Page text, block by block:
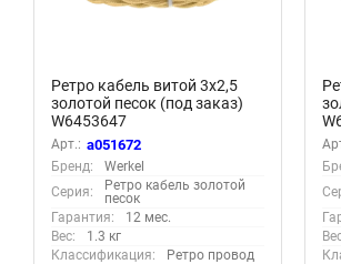
Ретро кабель витой 3х2,5
золотой песок (под заказ)
W6453647
Арт.: a051672
Бренд:
Werkel
Серия:
Ретро кабель золотой
песок
Гарантия:
12 мес.
Вес:
1.3 кг
Классификация:
Ретро провод